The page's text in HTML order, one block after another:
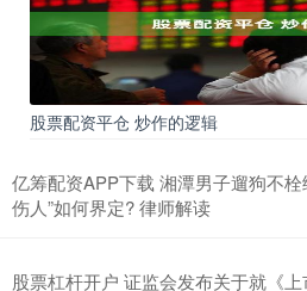
股票配资平仓 炒作的逻辑
亿筹配资APP下载 湘潭男子遛狗不
伤人”如何界定? 律师解读
股票杠杆开户 证监会发布关于就《